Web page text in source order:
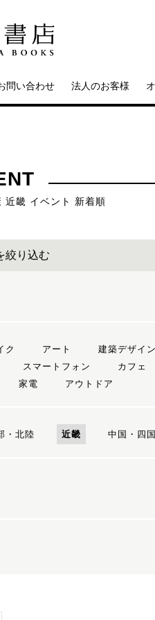
問い合わせ 法人のお客様
近畿 イベント 新着順
絞り込む
ク アート 建築デザイン
スマートフォン カフェ
家電 アウトドア
・北陸 近畿 中国・四国